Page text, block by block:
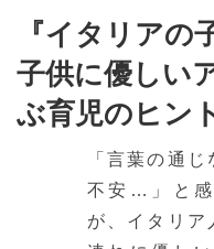
『イタリアの
子供に優しい
ぶ育児のヒン
「言葉の通
不安…」と感
が、イタリア